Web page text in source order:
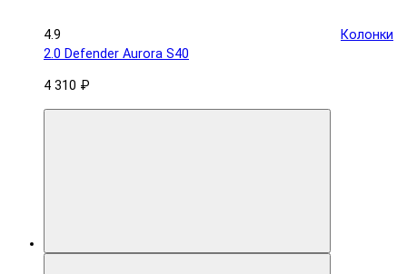
4.9
Колонки
2.0 Defender Aurora S40
4 310 ₽